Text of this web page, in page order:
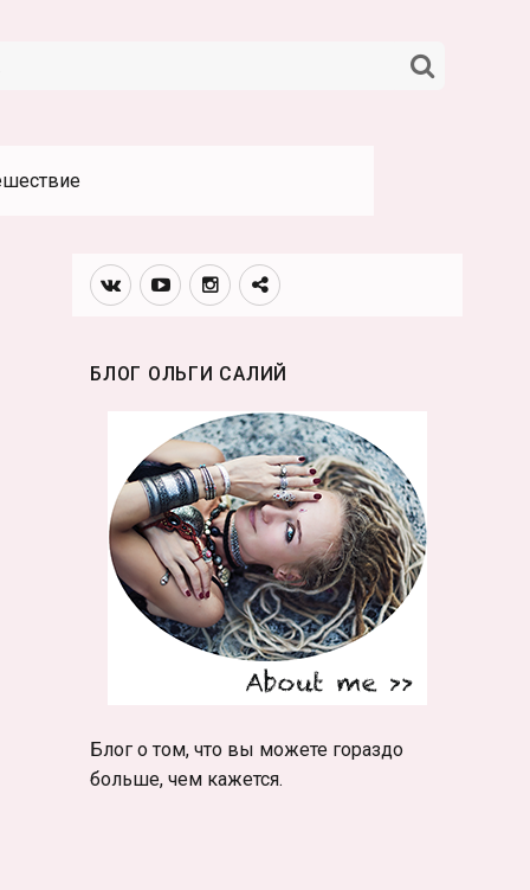
Вконтакте
YoutubeИнстаграмм
Телеграм
БЛОГ ОЛЬГИ САЛИЙ
Блог о том, что вы можете гораздо
больше, чем кажется.